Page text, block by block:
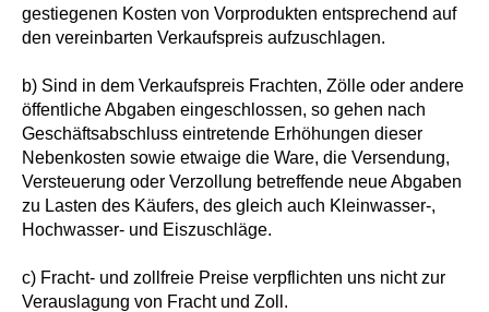
gestiegenen Kosten von Vorprodukten entsprechend auf
den vereinbarten Verkaufspreis aufzuschlagen.
b) Sind in dem Verkaufspreis Frachten, Zölle oder andere
öffentliche Abgaben eingeschlossen, so gehen nach
Geschäftsabschluss eintretende Erhöhungen dieser
Nebenkosten sowie etwaige die Ware, die Versendung,
Versteuerung oder Verzollung betreffende neue Abgaben
zu Lasten des Käufers, des gleich auch Kleinwasser-,
Hochwasser- und Eiszuschläge.
c) Fracht- und zollfreie Preise verpflichten uns nicht zur
Verauslagung von Fracht und Zoll.